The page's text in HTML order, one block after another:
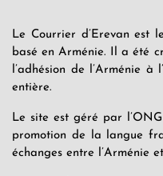
Le Courrier d’Erevan est
basé en Arménie. Il a été
l’adhésion de l’Arménie
entière.
Le site est géré par
promotion de la langue
échanges entre l’Arménie